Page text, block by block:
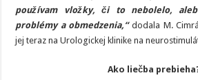
používam vložky, či to nebolelo,
problémy a obmedzenia,“dodala M.
jej teraz na Urologickej klinike na
Ako liečba